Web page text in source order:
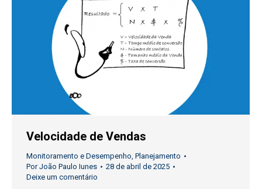
Velocidade de Vendas
Monitoramento e Desempenho Planejamento
PorJoão Paulo Iunes
28 de abril de 2025
Deixe um comentário